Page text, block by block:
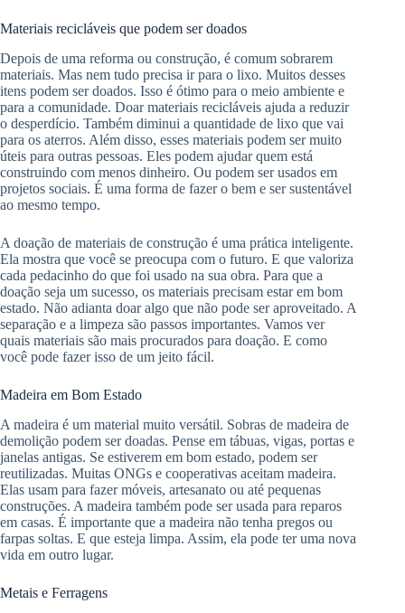
Materiais recicláveis que podem ser doados
Depois de uma reforma ou construção, é comum sobrarem
materiais. Mas nem tudo precisa ir para o lixo. Muitos desses
itens podem ser doados. Isso é ótimo para o meio ambiente e
para a comunidade. Doar materiais recicláveis ajuda a reduzir
o desperdício. Também diminui a quantidade de lixo que vai
para os aterros. Além disso, esses materiais podem ser muito
úteis para outras pessoas. Eles podem ajudar quem está
construindo com menos dinheiro. Ou podem ser usados em
projetos sociais. É uma forma de fazer o bem e ser sustentável
ao mesmo tempo.
A doação de materiais de construção é uma prática inteligente.
Ela mostra que você se preocupa com o futuro. E que valoriza
cada pedacinho do que foi usado na sua obra. Para que a
doação seja um sucesso, os materiais precisam estar em bom
estado. Não adianta doar algo que não pode ser aproveitado. A
separação e a limpeza são passos importantes. Vamos ver
quais materiais são mais procurados para doação. E como
você pode fazer isso de um jeito fácil.
Madeira em Bom Estado
A madeira é um material muito versátil. Sobras de madeira de
demolição podem ser doadas. Pense em tábuas, vigas, portas e
janelas antigas. Se estiverem em bom estado, podem ser
reutilizadas. Muitas ONGs e cooperativas aceitam madeira.
Elas usam para fazer móveis, artesanato ou até pequenas
construções. A madeira também pode ser usada para reparos
em casas. É importante que a madeira não tenha pregos ou
farpas soltas. E que esteja limpa. Assim, ela pode ter uma nova
vida em outro lugar.
Metais e Ferragens